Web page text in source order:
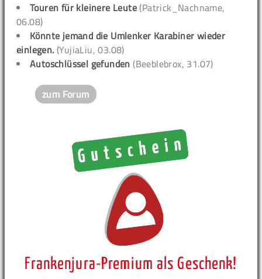
Touren für kleinere Leute (Patrick_Nachname,
06.08)
Könnte jemand die Umlenker Karabiner wieder
einlegen. (YujiaLiu, 03.08)
Autoschlüssel gefunden (Beeblebrox, 31.07)
zum Forum
Frankenjura-Premium als Geschenk!